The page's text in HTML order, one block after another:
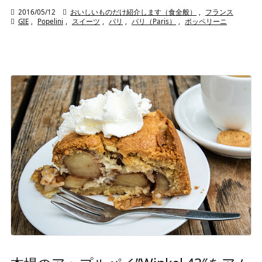
 2016/05/12  おいしいものだけ紹介します（食全般） , フランス
 GIE , Popelini , スイーツ , パリ , パリ（Paris） , ポッペリーニ